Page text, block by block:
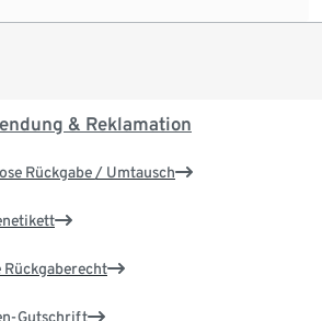
& Reklamation
Rückgabe / Umtausch
Rückgaberecht
Gutschrift